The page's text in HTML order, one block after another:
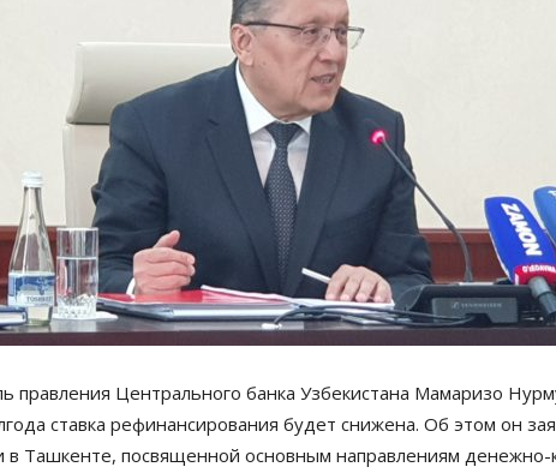
правления Центрального банка Узбекистана Мамаризо
ставка рефинансирования будет снижена. Об этом он
в Ташкенте, посвященной основным направлениям денежно-